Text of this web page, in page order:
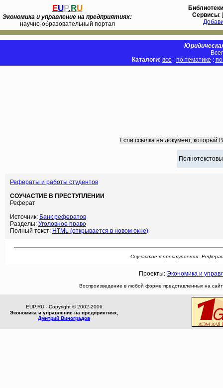
EUP.RU
Экономика и управление на предприятиях:
научно-образовательный портал
Библиотеки
Сервисы:
Каталоги: все : по тематике :
Если ссылка на документ, который
Рефераты и работы студентов
СОУЧАСТИЕ В ПРЕСТУПЛЕНИИ
Реферат
Источник: Банк рефератов
Разделы: Уголовное право
Полный текст: HTML (открывается в новом окне)
Соучастие в преступлении.
Проекты: Экономика и
Воспроизведение в любой форме представленных на
EUP.RU - Copyright © 2002-2006
Экономика и управление на предприятиях,
Дмитрий Виноградов